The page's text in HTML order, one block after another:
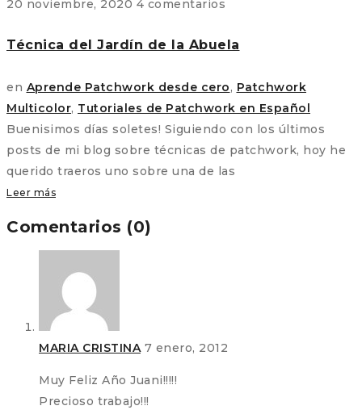
20 noviembre, 2020 4 comentarios
Técnica del Jardín de la Abuela
en Aprende Patchwork desde cero, Patchwork
Multicolor, Tutoriales de Patchwork en Español
Buenisimos días soletes! Siguiendo con los últimos
posts de mi blog sobre técnicas de patchwork, hoy he
querido traeros uno sobre una de las
Leer más
Comentarios (0)
MARIA CRISTINA 7 enero, 2012
Muy Feliz Año Juani!!!!!
Precioso trabajo!!!